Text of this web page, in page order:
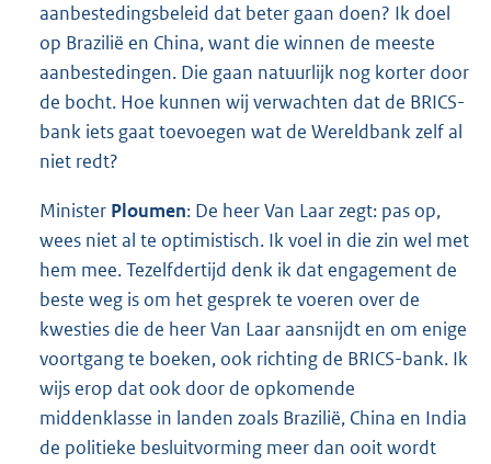
aanbestedingsbeleid dat beter gaan doen? Ik doel
op Brazilië en China, want die winnen de meeste
aanbestedingen. Die gaan natuurlijk nog korter door
de bocht. Hoe kunnen wij verwachten dat de BRICS-
bank iets gaat toevoegen wat de Wereldbank zelf al
niet redt?
Minister Ploumen: De heer Van Laar zegt: pas op,
wees niet al te optimistisch. Ik voel in die zin wel met
hem mee. Tezelfdertijd denk ik dat engagement de
beste weg is om het gesprek te voeren over de
kwesties die de heer Van Laar aansnijdt en om enige
voortgang te boeken, ook richting de BRICS-bank. Ik
wijs erop dat ook door de opkomende
middenklasse in landen zoals Brazilië, China en India
de politieke besluitvorming meer dan ooit wordt